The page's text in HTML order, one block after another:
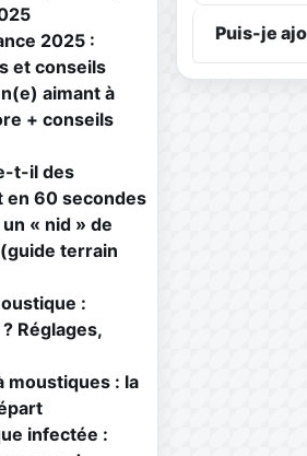
2025 :
et conseils
aimant à
+ conseils
t-il des
en 60 secondes
« nid » de
terrain
:
Réglages,
moustiques : la
infectée :
Puis-je